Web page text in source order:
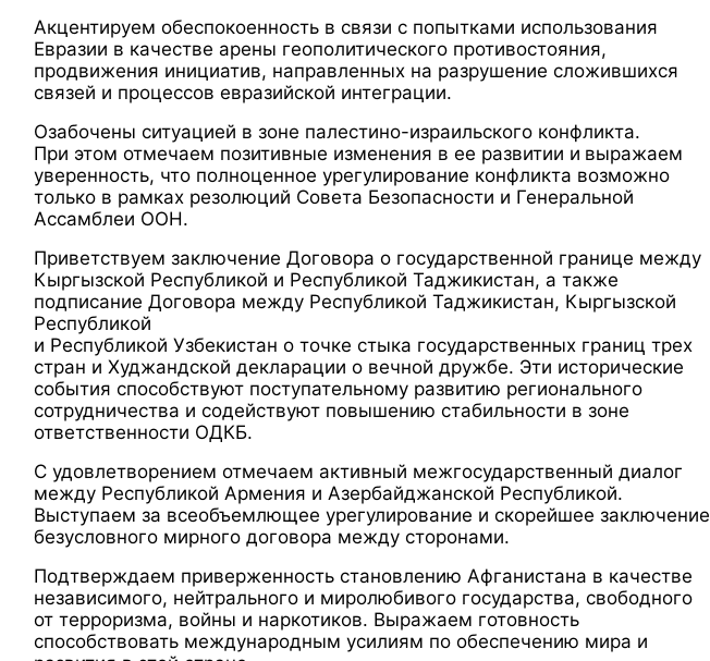
Акцентируем обеспокоенность в связи с попытками использования
Евразии в качестве арены геополитического противостояния,
продвижения инициатив, направленных на разрушение сложившихся
связей и процессов евразийской интеграции.
Озабочены ситуацией в зоне палестино-израильского конфликта.
При этом отмечаем позитивные изменения в ее развитии и выражаем
уверенность, что полноценное урегулирование конфликта возможно
только в рамках резолюций Совета Безопасности и Генеральной
Ассамблеи ООН.
Приветствуем заключение Договора о государственной границе между
Кыргызской Республикой и Республикой Таджикистан, а также
подписание Договора между Республикой Таджикистан, Кыргызской
Республикой
и Республикой Узбекистан о точке стыка государственных границ трех
стран и Худжандской декларации о вечной дружбе. Эти исторические
события способствуют поступательному развитию регионального
сотрудничества и содействуют повышению стабильности в зоне
ответственности ОДКБ.
С удовлетворением отмечаем активный межгосударственный диалог
между Республикой Армения и Азербайджанской Республикой.
Выступаем за всеобъемлющее урегулирование и скорейшее заключение
безусловного мирного договора между сторонами.
Подтверждаем приверженность становлению Афганистана в качестве
независимого, нейтрального и миролюбивого государства, свободного
от терроризма, войны и наркотиков. Выражаем готовность
способствовать международным усилиям по обеспечению мира и